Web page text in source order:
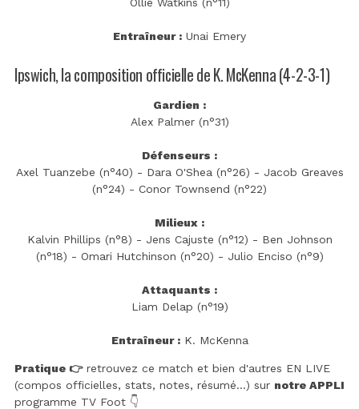
Entraîneur : Unai Emery
Ipswich, la composition officielle de K. McKenna (4-2-3-1)
Gardien :
Alex Palmer (n°31)
Défenseurs :
Axel Tuanzebe (n°40) - Dara O'Shea (n°26) - Jacob Greaves
(n°24) - Conor Townsend (n°22)
Milieux :
Kalvin Phillips (n°8) - Jens Cajuste (n°12) - Ben Johnson
(n°18) - Omari Hutchinson (n°20) - Julio Enciso (n°9)
Attaquants :
Liam Delap (n°19)
Entraîneur :K. McKenna
Pratique 👉retrouvez ce match et bien d'autres EN LIVE
(compos officielles, stats, notes, résumé...) sur notre APPLI
programme TV Foot 👇